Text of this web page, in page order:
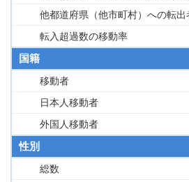
他都道府県（他市町村）への転出
転入超過数の移動率
国籍
移動者
日本人移動者
外国人移動者
性別
総数